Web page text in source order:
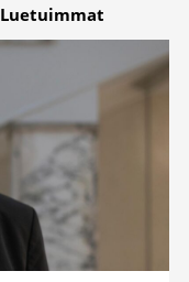
Luetuimmat